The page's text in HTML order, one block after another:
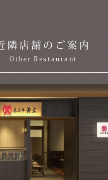
隣店舗のご案内
Other Restaurant